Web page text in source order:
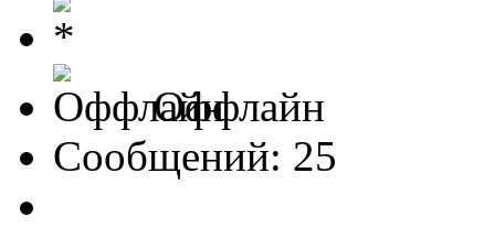
Оффлайн
Сообщений: 25